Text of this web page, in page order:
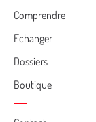
Comprendre
Echanger
Dossiers
Boutique